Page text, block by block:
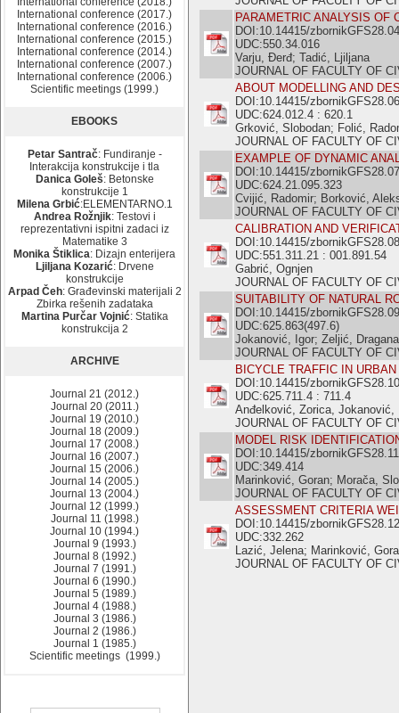
International conference (2017.)
International conference (2016.)
International conference (2015.)
International conference (2014.)
International conference (2007.)
International conference (2006.)
Scientific meetings (1999.)
EBOOKS
Petar Santrač: Fundiranje -
Interakcija konstrukcije i tla
Danica Goleš: Betonske
konstrukcije 1
Milena Grbić:ELEMENTARNO.1
Andrea Rožnjik: Testovi i
reprezentativni ispitni zadaci iz
Matematike 3
Monika Štiklica: Dizajn enterijera
Ljiljana Kozarić: Drvene
konstrukcije
Arpad Čeh: Građevinski materijali 2
Zbirka rešenih zadataka
Martina Purčar Vojnić: Statika
konstrukcija 2
ARCHIVE
Journal 21 (2012.)
Journal 20 (2011.)
Journal 19 (2010.)
Journal 18 (2009.)
Journal 17 (2008.)
Journal 16 (2007.)
Journal 15 (2006.)
Journal 14 (2005.)
Journal 13 (2004.)
Journal 12 (1999.)
Journal 11 (1998.)
Journal 10 (1994.)
Journal 9 (1993.)
Journal 8 (1992.)
Journal 7 (1991.)
Journal 6 (1990.)
Journal 5 (1989.)
Journal 4 (1988.)
Journal 3 (1986.)
Journal 2 (1986.)
Journal 1 (1985.)
Scientific meetings (1999.)
PARAMETRIC ANALYSIS OF
DOI:10.14415/zbornikGFS28.04
UDC:550.34.016
Varju, Đerđ; Tadić, Ljiljana
JOURNAL OF FACULTY OF
ABOUT MODELLING AND
DOI:10.14415/zbornikGFS28.06
UDC:624.012.4 : 620.1
Grković, Slobodan; Folić,
JOURNAL OF FACULTY OF
EXAMPLE OF DYNAMIC
DOI:10.14415/zbornikGFS28.07
UDC:624.21.095.323
Cvijić, Radomir; Borković,
JOURNAL OF FACULTY OF
CALIBRATION AND
DOI:10.14415/zbornikGFS28.08
UDC:551.311.21 : 001.891.54
Gabrić, Ognjen
JOURNAL OF FACULTY OF
SUITABILITY OF NATURAL
DOI:10.14415/zbornikGFS28.09
UDC:625.863(497.6)
Jokanović, Igor; Zeljić,
JOURNAL OF FACULTY OF
BICYCLE TRAFFIC IN
DOI:10.14415/zbornikGFS28.10
UDC:625.711.4 : 711.4
Anđelković, Zorica, Jokanović,
JOURNAL OF FACULTY OF
MODEL RISK
DOI:10.14415/zbornikGFS28.11
UDC:349.414
Marinković, Goran; Morača,
JOURNAL OF FACULTY OF
ASSESSMENT CRITERIA
DOI:10.14415/zbornikGFS28.12
UDC:332.262
Lazić, Jelena; Marinković,
JOURNAL OF FACULTY OF